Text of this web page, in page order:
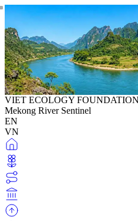
VIET ECOLOGY FOUNDATION
Mekong River Sentinel
EN
VN